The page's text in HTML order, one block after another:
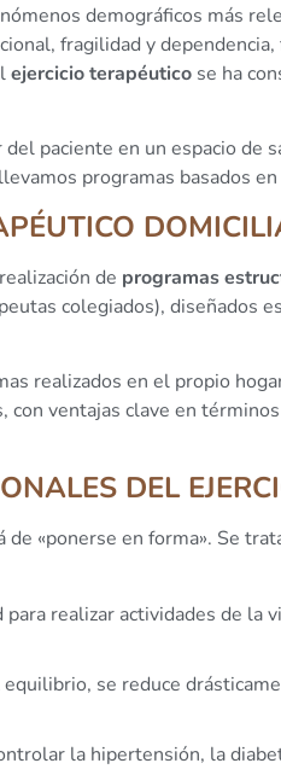
demográficos más
fragilidad y
ejercicio terapéutico se ha
paciente en un espacio de
programas basados
de programas
colegiados), diseñados
realizados en el propio
ventajas clave en
DEL
«ponerse en forma». Se
para realizar actividades de la
se reduce
la hipertensión, la